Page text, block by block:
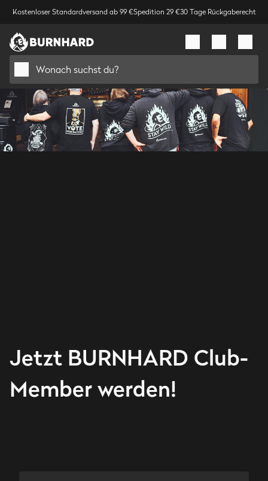
Kostenloser Standardversand ab 99 €Spedition 29 €30 Tage Rückgaberecht
Wonach suchst du?
Jetzt BURNHARD Club-
Member werden!